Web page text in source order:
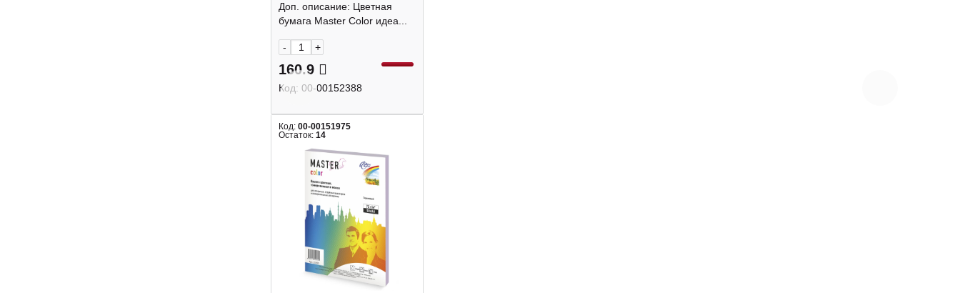
Доп. описание: Цветная
бумага Master Color идеа...
- +
160.9
Код: 00-00152388
Код: 00-00151975
Остаток: 14